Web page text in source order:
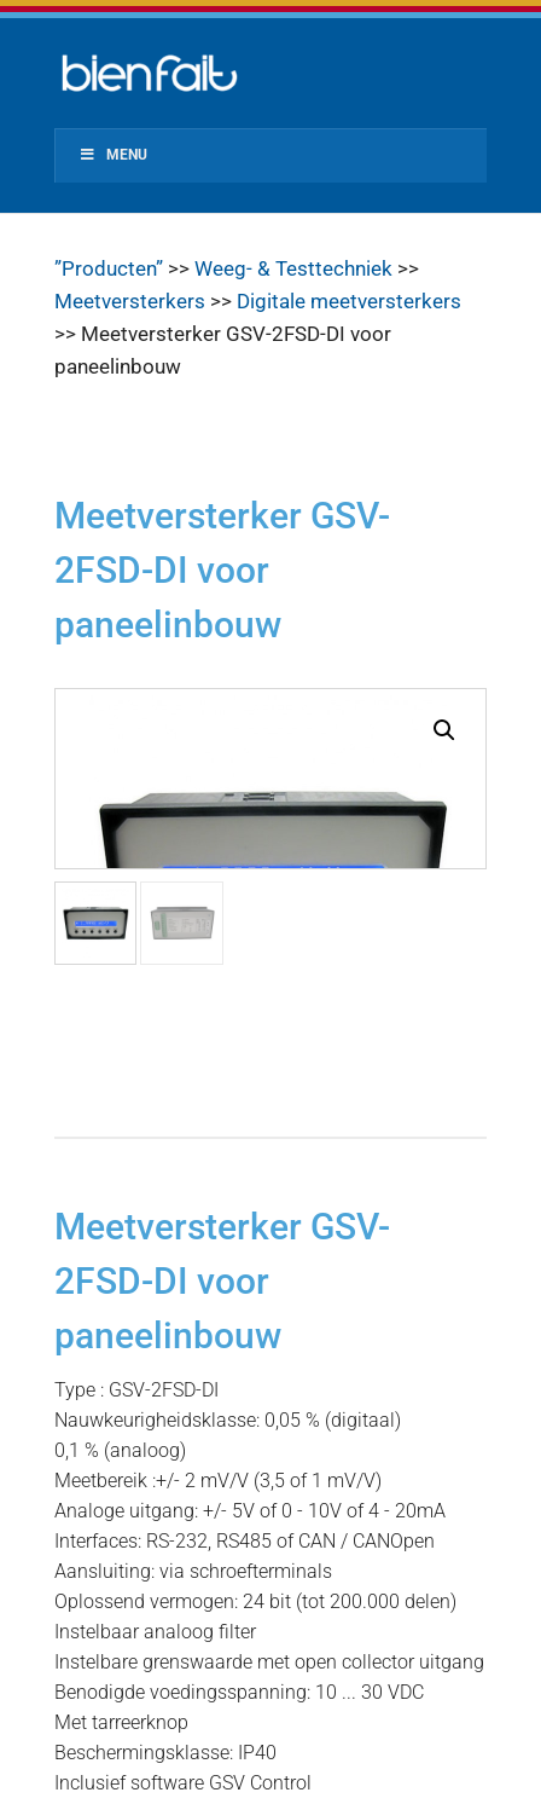
MENU
”Producten”>> Weeg- & Testtechniek>>
Meetversterkers >> Digitale meetversterkers
>> Meetversterker GSV-2FSD-DI voor
paneelinbouw
Meetversterker GSV-
2FSD-DI voor
paneelinbouw
Meetversterker GSV-
2FSD-DI voor
paneelinbouw
Type : GSV-2FSD-DI
Nauwkeurigheidsklasse: 0,05 % (digitaal)
0,1 % (analoog)
Meetbereik :+/- 2 mV/V (3,5 of 1 mV/V)
Analoge uitgang: +/- 5V of 0 - 10V of 4 - 20mA
Interfaces: RS-232, RS485 of CAN / CANOpen
Aansluiting: via schroefterminals
Oplossend vermogen: 24 bit (tot 200.000 delen)
Instelbaar analoog filter
Instelbare grenswaarde met open collector uitgang
Benodigde voedingsspanning: 10 ... 30 VDC
Met tarreerknop
Beschermingsklasse: IP40
Inclusief software GSV Control